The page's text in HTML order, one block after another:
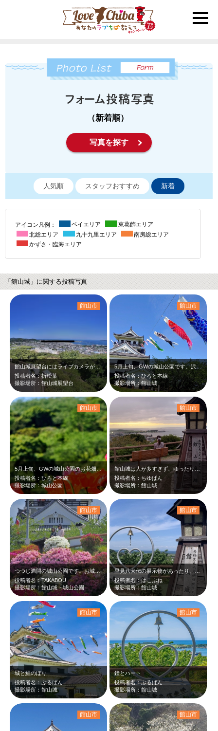
toggle
（新着順）
写真を探す
人気順 スタッフおすすめ 新着
アイコン凡例： ベイエリア
東葛飾エリア
北総エリア
九十九里エリア
南房総エリア
かずさ・臨海エリア
「館山城」に関する投稿写真
館山城展望台にはライブカメラがあります。ライブカメラの映像を現地で見ながら楽し…
投稿者名：折松葉
撮影場所：館山城展望台
館山市
5月上旬、GWの城山公園です。沢山のこいのぼりが館山城をバックに気持ち良さそう…
投稿者名：ひろと本線
撮影場所：館山城
館山市
5月上旬、GWの城山公園のお花畑です。オレンジや黄色などのポピーが青空や新緑に…
投稿者名：ひろと本線
撮影場所：城山公園
館山市
館山城は人が多すぎず、ゆったり景色を楽しめるお気に入りの場所です。天守からの眺…
投稿者名：ちゆぱん
撮影場所：館山城
館山市
つつじ満開の城山公園です。お城がある高台からは館山の街中と海が見渡せます。
投稿者名：TAKABOU
撮影場所：館山城・城山公園
館山市
里見八犬伝の展示物があったり、緑が沢山ある気持ちのいい場所でした。 晴れた日…
投稿者名：はこぶね
撮影場所：館山城
館山市
城と鯉のぼり
投稿者名：ぶるばん
撮影場所：館山城
館山市
鐘とハート
投稿者名：ぶるばん
撮影場所：館山城
館山市
館山市 館山市